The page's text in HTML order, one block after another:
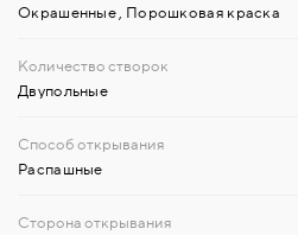
Окрашенные Порошковая краска
Двупольные
Распашные